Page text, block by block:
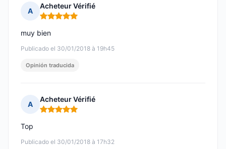
A
Acheteur Vérifié
Nota: 5 de 5
Publicado el 30/01/2018 à 19h45
muy bien
Opinión traducida
A
Acheteur Vérifié
Nota: 5 de 5
Publicado el 30/01/2018 à 17h32
Top